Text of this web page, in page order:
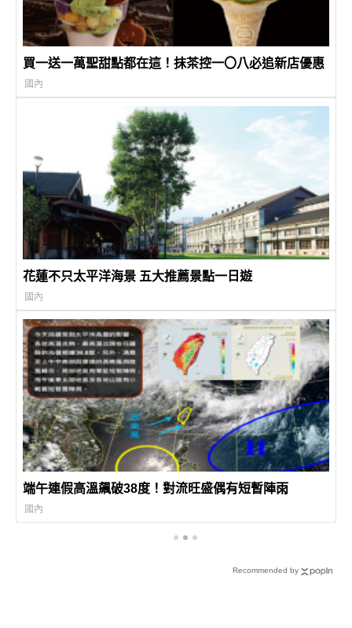
買一送一萬聖甜點都在這！抹茶控一〇八必追新店優惠
國內
花蓮不只太平洋海景 五大推薦景點一日遊
國內
端午連假高溫飆破38度！對流旺盛偶有短暫陣雨
國內
Recommended by